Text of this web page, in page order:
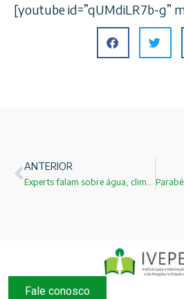
[youtube id=”qUMdiLR7b-g”
ANTERIOR
Experts falam sobre água, clima e energia no Instituto de Física da USP: Faça sua inscrição!
Fale conosco